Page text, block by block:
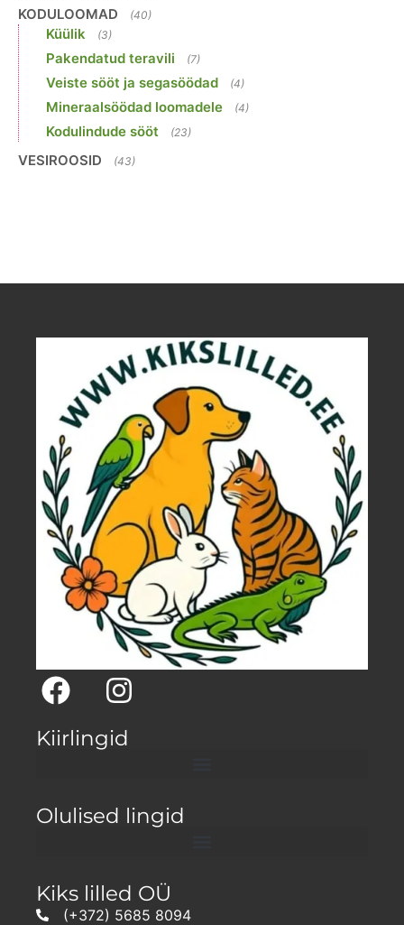
KODULOOMAD (40)
Küülik (3)
Pakendatud teravili (7)
Veiste sööt ja segasöödad (4)
Mineraalsöödad loomadele (4)
Kodulindude sööt (23)
VESIROOSID (43)
Kiirlingid
Olulised lingid
Kiks lilled OÜ
(+372) 5685 8094